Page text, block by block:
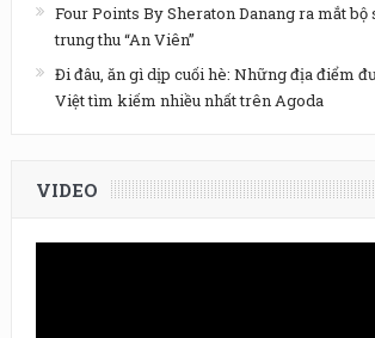
Four Points By Sheraton Danang ra mắt bộ
trung thu “An Viên”
Đi đâu, ăn gì dịp cuối hè: Những địa điểm
Việt tìm kiếm nhiều nhất trên Agoda
VIDEO